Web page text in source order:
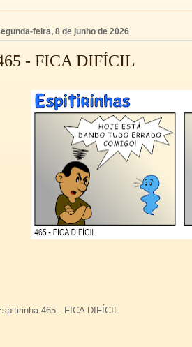
feira, 8 de junho de 2026
- FICA DIFÍCIL
465 - FICA DIFÍCIL